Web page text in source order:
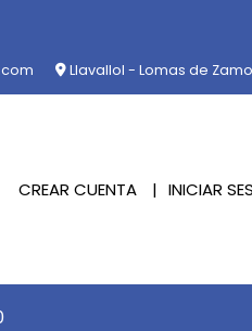
Llavallol - Lomas de
CREAR CUENTA INICIAR